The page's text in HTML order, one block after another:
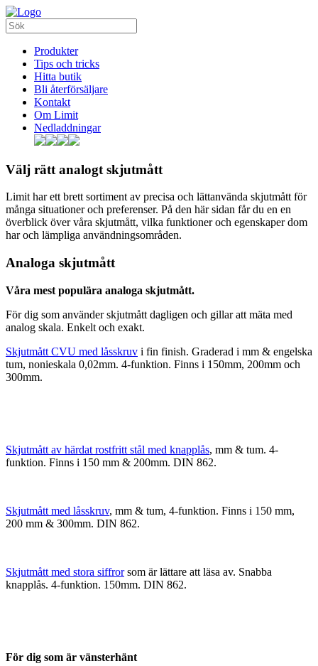
Produkter
Tips och tricks
Hitta butik
Bli återförsäljare
Kontakt
Om Limit
Nedladdningar
Välj rätt analogt skjutmått
Limit har ett brett sortiment av precisa och lättanvända skjutmått för
många situationer och preferenser. På den här sidan får du en en
överblick över våra skjutmått, vilka funktioner och egenskaper dom
har och lämpliga användningsområden.
Analoga skjutmått
Våra mest populära analoga skjutmått.
För dig som använder skjutmått dagligen och gillar att mäta med
analog skala. Enkelt och exakt.
Skjutmått CVU med låsskruv i fin finish. Graderad i mm & engelska
tum, nonieskala 0,02mm. 4-funktion. Finns i 150mm, 200mm och
300mm.
Skjutmått av härdat rostfritt stål med knapplås, mm & tum. 4-
funktion. Finns i 150 mm & 200mm. DIN 862.
Skjutmått med låsskruv, mm & tum, 4-funktion. Finns i 150 mm,
200 mm & 300mm. DIN 862.
Skjutmått med stora siffrorsom är lättare att läsa av. Snabba
knapplås. 4-funktion. 150mm. DIN 862.
För dig som är vänsterhänt